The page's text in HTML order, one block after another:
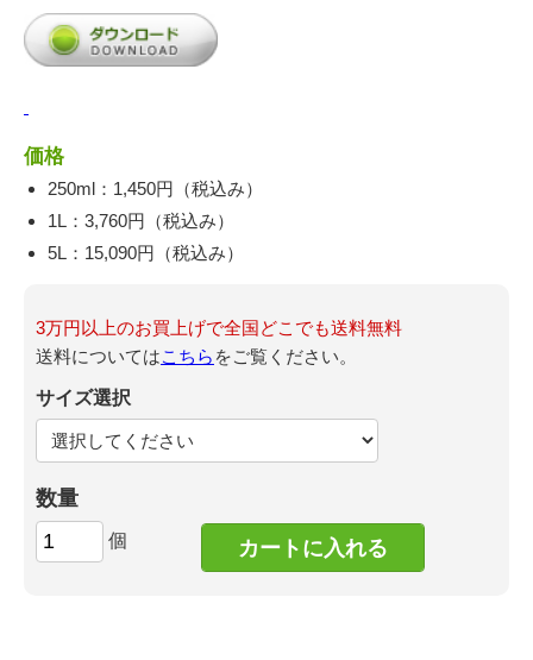
価格
250ml：1,450円（税込み）
1L：3,760円（税込み）
5L：15,090円（税込み）
3万円以上のお買上げで全国どこでも送料無料
送料についてはこちら をご覧ください。
サイズ選択
数量
個